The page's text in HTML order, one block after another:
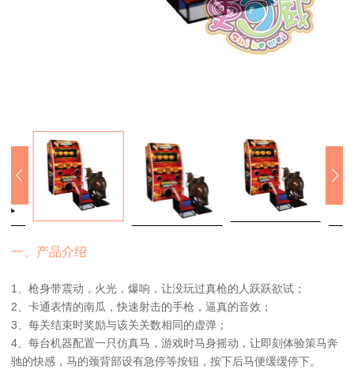
一、产品介绍
1、枪身带震动，火光，爆响，让没玩过真枪的人跃跃欲试；
2、卡通表情的南瓜，快速射击的手枪，逼真的音效；
3、每关结束时奖励与该关关数相同的虚弹；
4、每台机器配置一只仿真马，游戏时马身摇动，让即刻体验策马奔
驰的快感，马的颈背部设有急停等按钮，按下后马便缓缓停下。